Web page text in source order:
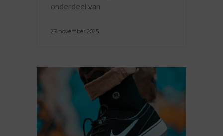
onderdeel van
27 november 2025